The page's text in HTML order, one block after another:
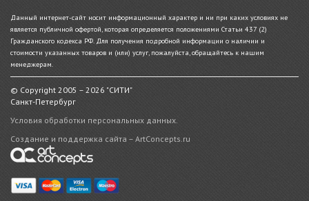
Данный интернет-сайт носит информационный характер и ни при каких условиях не
является публичной офертой, которая определяется положениями Статьи 437 (2)
Гражданского кодекса РФ. Для получения подробной информации о наличии и
стоимости указанных товаров и (или) услуг, пожалуйста, обращайтесь к нашим
менеджерам.
© Copyright 2005 – 2026 "СИТИ"
Санкт-Петербург
Условия обработки персональных данных.
Создание и поддержка сайта – ArtConcepts.ru